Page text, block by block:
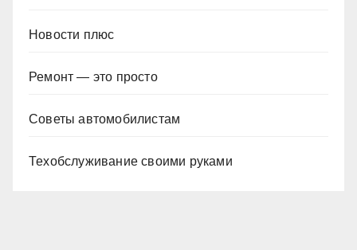
Новости плюс
Ремонт — это просто
Советы автомобилистам
Техобслуживание своими руками